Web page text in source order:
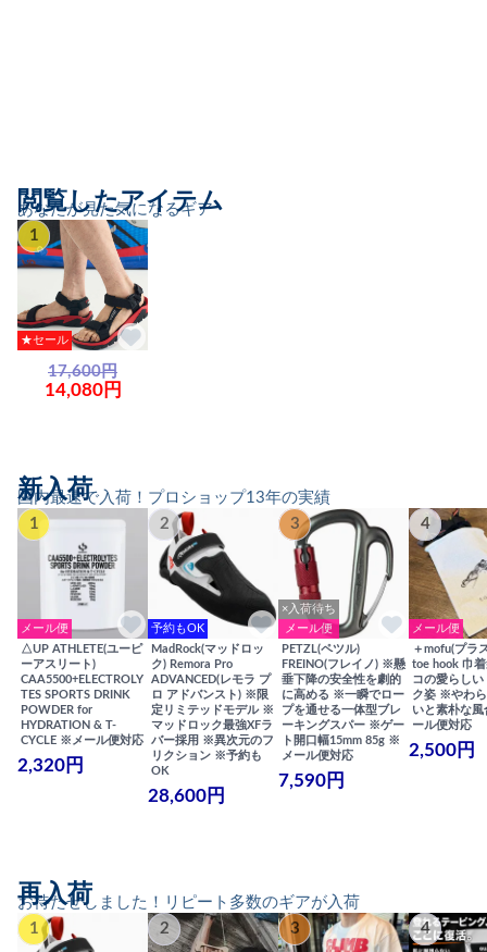
あなたが見た気になるギア
閲覧したアイテム
1
★セール
17,600円
14,080円
国内最速で入荷！プロショップ13年の実績
新入荷
1
メール便
△UP ATHLETE(ユーピ
ーアスリート)
CAA5500+ELECTROLY
TES SPORTS DRINK
POWDER for
HYDRATION & T-
CYCLE ※メール便対応
2,320円
2
予約もOK
MadRock(マッドロッ
ク) Remora Pro
ADVANCED(レモラ プ
ロ アドバンスト) ※限
定リミテッドモデル ※
マッドロック最強XFラ
バー採用 ※異次元のフ
リクション ※予約も
OK
28,600円
3
×入荷待ち
メール便
PETZL(ペツル)
FREINO(フレイノ) ※懸
垂下降の安全性を劇的
に高める ※一瞬でロー
プを通せる一体型ブレ
ーキングスパー ※ゲー
ト開口幅15mm 85g ※
メール便対応
7,590円
4
メール便
＋mofu(プラ
toe hook 巾
コの愛らしい
ク姿 ※やわ
いと素朴な
ール便対応
2,500円
お待たせしました！リピート多数のギアが入荷
再入荷
1 2 3 4